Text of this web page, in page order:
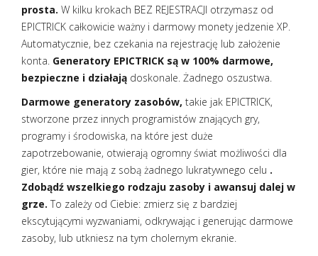
prosta. W kilku krokach BEZ REJESTRACJI otrzymasz od
EPICTRICK całkowicie ważny i darmowy monety jedzenie XP.
Automatycznie, bez czekania na rejestrację lub założenie
konta. Generatory EPICTRICK są w 100% darmowe,
bezpieczne i działają doskonale. Żadnego oszustwa.
Darmowe generatory zasobów, takie jak EPICTRICK,
stworzone przez innych programistów znających gry,
programy i środowiska, na które jest duże
zapotrzebowanie, otwierają ogromny świat możliwości dla
gier, które nie mają z sobą żadnego lukratywnego celu .
Zdobądź wszelkiego rodzaju zasoby i awansuj dalej w
grze. To zależy od Ciebie: zmierz się z bardziej
ekscytującymi wyzwaniami, odkrywając i generując darmowe
zasoby, lub utkniesz na tym cholernym ekranie.